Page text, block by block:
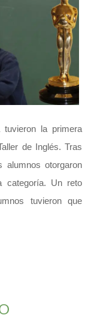
tuvieron la primera
de Inglés. Tras
otorgaron
categoría. Un reto
tuvieron que